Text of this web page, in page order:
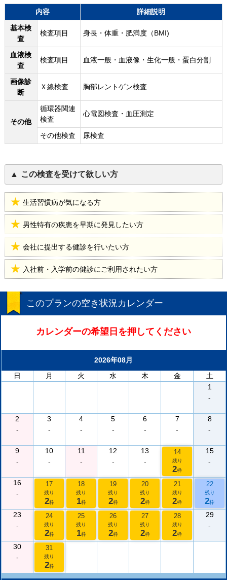
内容
詳細説明
基本検
査
検査項目 身長・体重・肥満度（BMI)
血液検
査
検査項目 血液一般・血液像・生化一般・蛋白分割
画像診
断
Ｘ線検査 胸部レントゲン検査
その他
循環器関連
検査
心電図検査・血圧測定
その他検査 尿検査
この検査を受けて欲しい方
生活習慣病が気になる方
男性特有の疾患を早期に発見したい方
会社に提出する健診を行いたい方
入社前・入学前の健診にご利用されたい方
このプランの空き状況カレンダー
カレンダーの希望日を押してください
2026年08月
日
月 火 水 木 金
土
1
-
2
-
3
-
4
-
5
-
6
-
7
-
8
-
9
-
10
-
11
-
12
-
13
-
14
残り
2枠
15
-
16
-
17
残り
2枠
18
残り
1枠
19
残り
2枠
20
残り
2枠
21
残り
2枠
22
残り
2枠
23
-
24
残り
2枠
25
残り
1枠
26
残り
2枠
27
残り
2枠
28
残り
2枠
29
-
30
-
31
残り
2枠